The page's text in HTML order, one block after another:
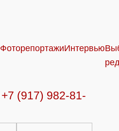
ФоторепортажиИнтервью
+7 (917) 982-81-